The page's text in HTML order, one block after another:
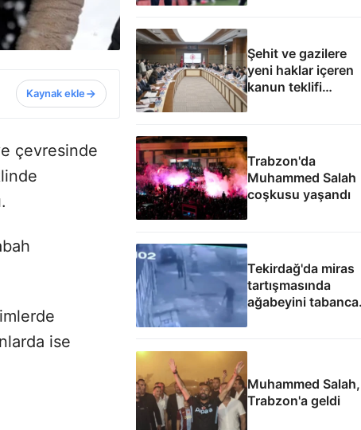
Kaynak ekle
çevresinde
ise
Şehit ve gazilere
yeni haklar içeren
kanun teklifi
komisyondan geçti
Trabzon'da
Muhammed Salah
coşkusu yaşandı
Tekirdağ'da miras
tartışmasında
ağabeyini tabanca
Muhammed Salah,
Trabzon'a geldi